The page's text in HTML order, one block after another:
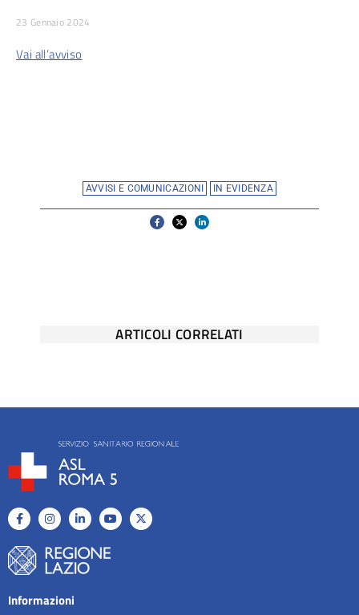
23 Gennaio 2024
Vai all’avviso
AVVISI E COMUNICAZIONI IN EVIDENZA
ARTICOLI CORRELATI
Informazioni